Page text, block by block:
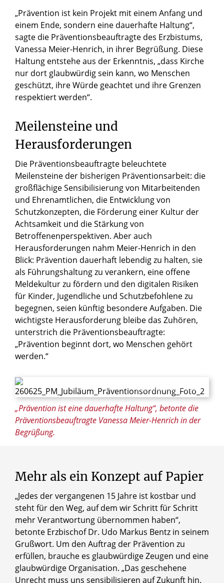
© Maria Aßhauer / Erzbistum Paderborn
„Prävention ist eine dauerhafte Haltung“, betonte die
Präventionsbeauftragte Vanessa Meier-Henrich in der
Begrüßung.
„Prävention ist kein Projekt mit einem Anfang und
einem Ende, sondern eine dauerhafte Haltung“,
sagte die Präventionsbeauftragte des Erzbistums,
Vanessa Meier-Henrich, in ihrer Begrüßung. Diese
Haltung entstehe aus der Erkenntnis, „dass Kirche
nur dort glaubwürdig sein kann, wo Menschen
geschützt, ihre Würde geachtet und ihre Grenzen
respektiert werden“.
Meilensteine und
Herausforderungen
Die Präventionsbeauftragte beleuchtete
Meilensteine der bisherigen Präventionsarbeit: die
großflächige Sensibilisierung von Mitarbeitenden
und Ehrenamtlichen, die Entwicklung von
Schutzkonzepten, die Förderung einer Kultur der
Achtsamkeit und die Stärkung von
Betroffenenperspektiven. Aber auch
Herausforderungen nahm Meier-Henrich in den
Blick: Prävention dauerhaft lebendig zu halten, sie
als Führungshaltung zu verankern, eine offene
Meldekultur zu fördern und den digitalen Risiken
für Kinder, Jugendliche und Schutzbefohlene zu
begegnen, seien künftig besondere Aufgaben. Die
wichtigste Herausforderung bleibe das Zuhören,
unterstrich die Präventionsbeauftragte:
„Prävention beginnt dort, wo Menschen gehört
werden.“
Mehr als ein Konzept auf Papier
„Jedes der vergangenen 15 Jahre ist kostbar und
steht für den Weg, auf dem wir Schritt für Schritt
mehr Verantwortung übernommen haben“,
betonte Erzbischof Dr. Udo Markus Bentz in seinem
Grußwort. Um den Auftrag der Prävention zu
erfüllen, brauche es glaubwürdige Zeugen und eine
glaubwürdige Organisation. „Das geschehene
Unrecht muss uns sensibilisieren auf Zukunft hin.